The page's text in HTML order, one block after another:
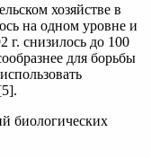
хозяйстве в
на одном уровне и
г. снизилось до 100
для борьбы
биологических